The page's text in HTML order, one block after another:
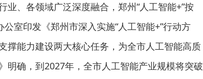
业、各领域广泛深度融合，郑州“人工智能+”按
室印发《郑州市深入实施“人工智能+”行动方
撑能力建设两大核心任务，为全市人工智能高质
明确，到2027年，全市人工智能产业规模将突破